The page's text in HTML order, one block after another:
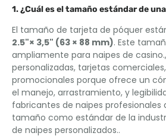
1. ¿Cuál es el tamaño estándar de
El tamaño de tarjeta de póquer
2.5"× 3,5" (63 × 88 mm). Este
ampliamente para naipes de
personalizadas, tarjetas
promocionales porque ofrece un
el manejo, arrastramiento, y
fabricantes de naipes profesionales
tamaño como estándar de la
de naipes personalizados..